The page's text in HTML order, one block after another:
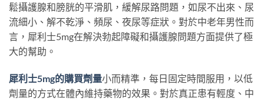
鬆攝護腺和膀胱的平滑肌，緩解尿路問題，如尿不出來、尿
流細小、解不乾淨、頻尿、夜尿等症狀。對於中老年男性而
言，犀利士5mg在解決勃起障礙和攝護腺問題方面提供了極
大的幫助。
犀利士5mg的購買劑量小而精準，每日固定時間服用，以低
劑量的方式在體內維持藥物的效果。對於真正患有輕度、中